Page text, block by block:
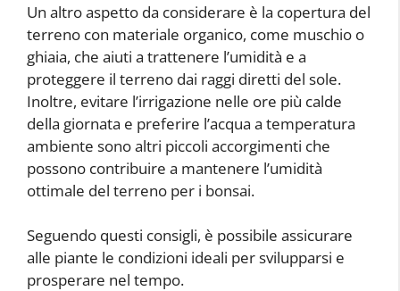
Un altro aspetto da considerare è la copertura del
terreno con materiale organico, come muschio o
ghiaia, che aiuti a trattenere l’umidità e a
proteggere il terreno dai raggi diretti del sole.
Inoltre, evitare l’irrigazione nelle ore più calde
della giornata e preferire l’acqua a temperatura
ambiente sono altri piccoli accorgimenti che
possono contribuire a mantenere l’umidità
ottimale del terreno per i bonsai.
Seguendo questi consigli, è possibile assicurare
alle piante le condizioni ideali per svilupparsi e
prosperare nel tempo.